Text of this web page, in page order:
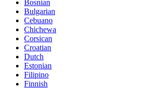
Bosnian
Bulgarian
Cebuano
Chichewa
Corsican
Croatian
Dutch
Estonian
Filipino
Finnish